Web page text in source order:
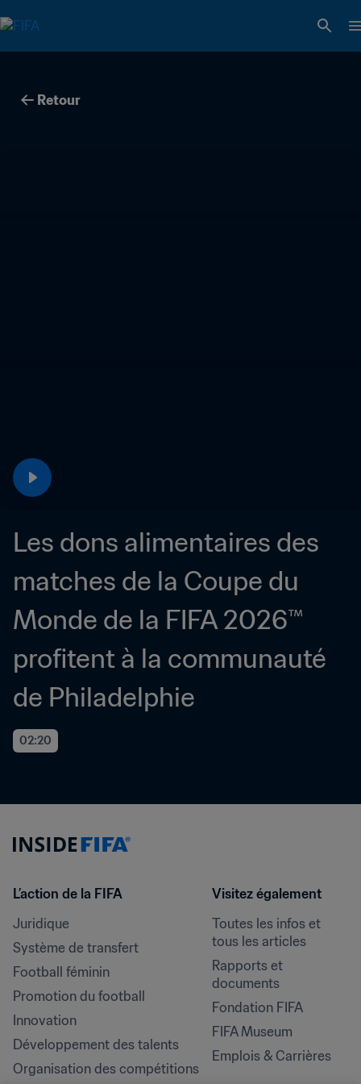
Retour
Les dons alimentaires des
matches de la Coupe du
Monde de la FIFA 2026™
profitent à la communauté
de Philadelphie
02:20
L’action de la FIFA
Juridique
Système de transfert
Football féminin
Promotion du football
Innovation
Développement des talents
Organisation des compétitions
Visitez également
Toutes les infos et
tous les articles
Rapports et
documents
Fondation FIFA
FIFA Museum
Emplois & Carrières